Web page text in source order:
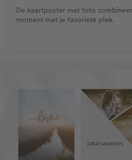
De kaartposter met foto
moment met je favoriete plek.